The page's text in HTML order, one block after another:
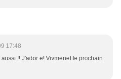
17:48
!! J'ador e! Vivmenet le prochain